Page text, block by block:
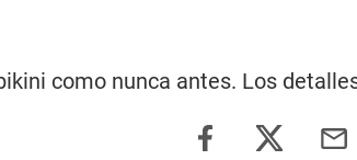
como nunca antes. Los